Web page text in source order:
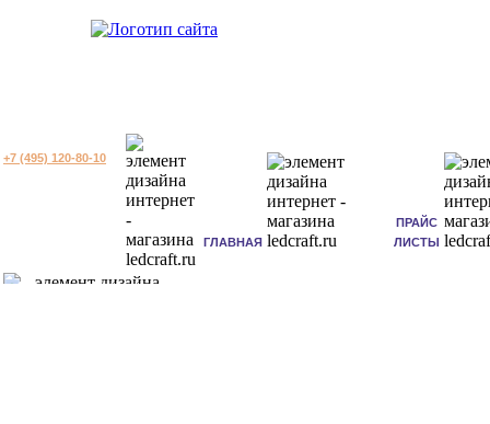
+7 (495) 120-80-10
ГЛАВНАЯ
ПРАЙС
ЛИСТЫ